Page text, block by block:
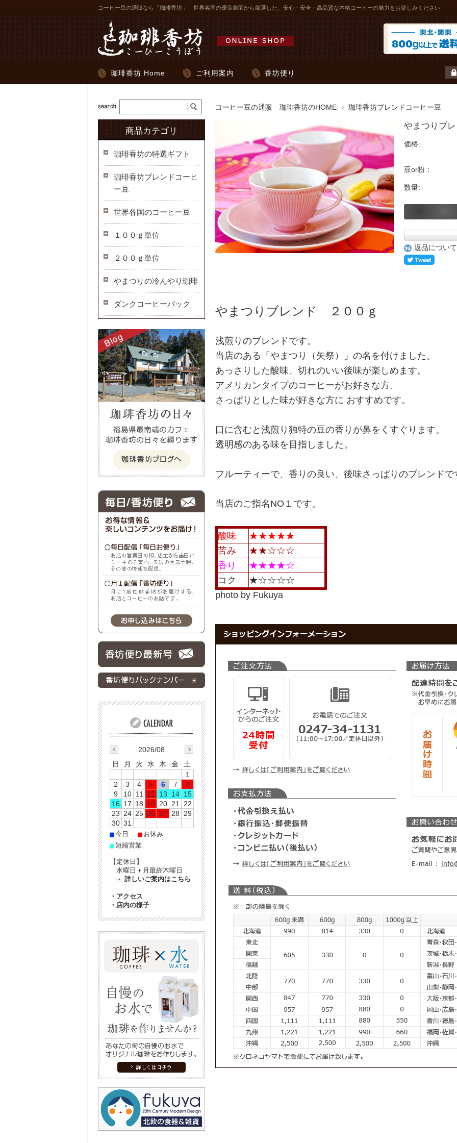
コーヒー豆の通販なら「珈琲香坊」 世界各国の優良農園から厳選した、安心・安全・高品質な本格コーヒーの魅力をお楽しみください
珈琲香坊 Home ご利用案内 香坊便り
コーヒー豆の通販 珈琲香坊のHOME 珈琲香坊ブレンドコーヒー豆
やまつりブ
価格:
豆or粉：
数量:
返品につい
やまつりブレンド ２００ｇ
浅煎りのブレンドです。
当店のある「やまつり（矢祭）」の名を付けました。
あっさりした酸味、切れのいい後味が楽しめます。
アメリカンタイプのコーヒーがお好きな方、
さっぱりとした味が好きな方に おすすめです。
口に含むと浅煎り独特の豆の香りが鼻をくすぐります。
透明感のある味を目指しました。
フルーティーで、香りの良い、後味さっぱりのブレンドで
当店のご指名NO１です。
酸味
★★★★★
苦み
★★☆☆☆
香り
★★★★☆
コク
★☆☆☆☆
photo by Fukuya
商品カテゴリ
珈琲香坊の特選ギフト
珈琲香坊ブレンドコーヒ
ー豆
世界各国のコーヒー豆
１００ｇ単位
２００ｇ単位
やまつりの冷んやり珈琲
ダンクコーヒーバック
2026/08
日
月 火 水 木 金
土
1
2
3 4 5 6 7
8
9
10 11 12 13 14 15
16 17 18 19 20 21
22
23 24 25 26 27 28
29
30 31
■今日 ■ お休み
■短縮営業
【定休日】
水曜日＋月最終木曜日
⇒ 詳しいご案内はこちら
・ アクセス
・ 店内の様子